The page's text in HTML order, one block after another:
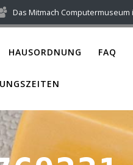
Das Mitmach Computermuseum
HAUSORDNUNG FAQ